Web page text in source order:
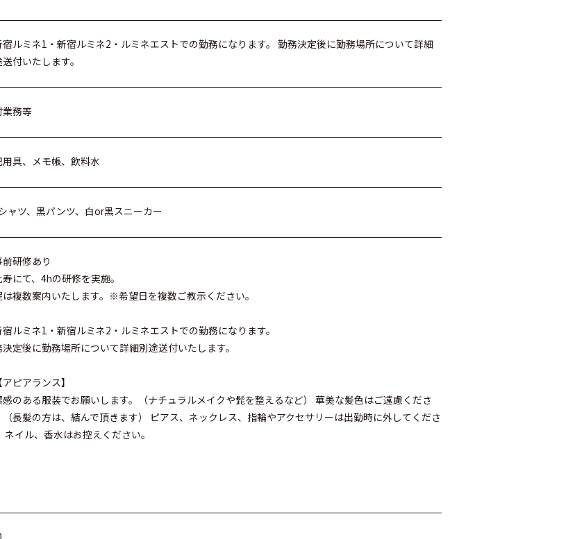
ルミネ1・新宿ルミネ2・ルミネエストでの勤務になります。 勤務決定後に勤務場所について詳細
付いたします。
業務等
用具、メモ帳、飲料水
ャツ、黒パンツ、白or黒スニーカー
研修あり
にて、4hの研修を実施。
は複数案内いたします。※希望日を複数ご教示ください。
ルミネ1・新宿ルミネ2・ルミネエストでの勤務になります。
定後に勤務場所について詳細別途送付いたします。
ピアランス】
感のある服装でお願いします。（ナチュラルメイクや髭を整えるなど） 華美な髪色はご遠慮くださ
（長髪の方は、結んで頂きます） ピアス、ネックレス、指輪やアクセサリーは出勤時に外してくださ
ネイル、香水はお控えください。